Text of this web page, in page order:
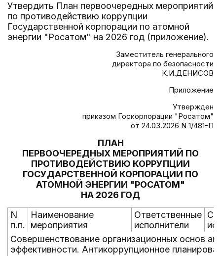
Утвердить План первоочередных мероприятий
по противодействию коррупции
Государственной корпорации по атомной
энергии "Росатом" на 2026 год (приложение).
Заместитель генерального
директора по безопасности
К.И.ДЕНИСОВ
Приложение
Утвержден
приказом Госкорпорации "Росатом"
от 24.03.2026 N 1/481-П
ПЛАН
ПЕРВООЧЕРЕДНЫХ МЕРОПРИЯТИЙ ПО
ПРОТИВОДЕЙСТВИЮ КОРРУПЦИИ
ГОСУДАРСТВЕННОЙ КОРПОРАЦИИ ПО
АТОМНОЙ ЭНЕРГИИ "РОСАТОМ"
НА 2026 ГОД
N
п.п.
Наименование
мероприятия
Ответственные
исполнители
Совершенствование организационных основ
эффективности. Антикоррупционное